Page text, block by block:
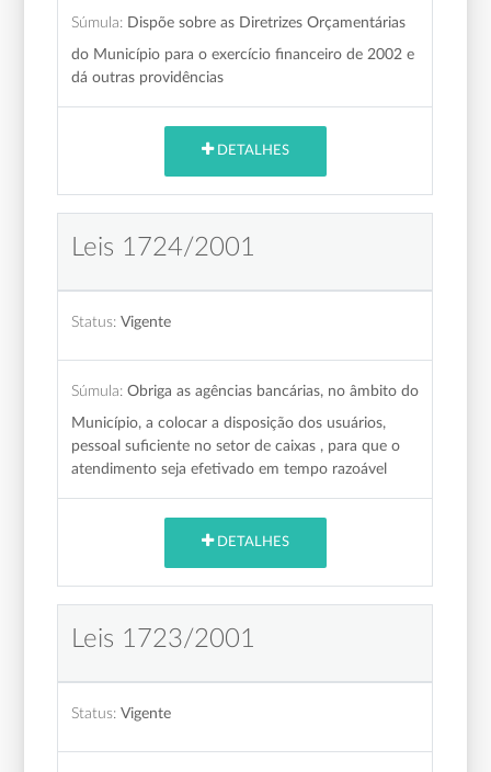
Súmula: Dispõe sobre as Diretrizes Orçamentárias
do Município para o exercício financeiro de 2002 e
dá outras providências
DETALHES
Leis 1724/2001
Status: Vigente
Súmula: Obriga as agências bancárias, no âmbito do
Município, a colocar a disposição dos usuários,
pessoal suficiente no setor de caixas , para que o
atendimento seja efetivado em tempo razoável
DETALHES
Leis 1723/2001
Status: Vigente